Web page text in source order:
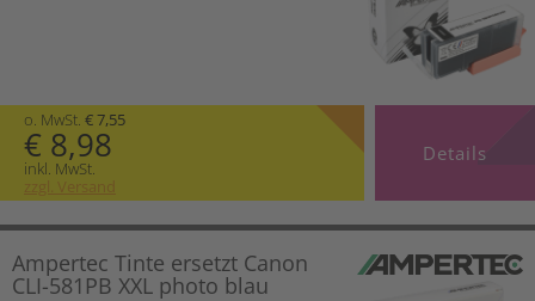
o. MwSt. € 7,55
€ 8,98
inkl. MwSt.
zzgl. Versand
Details
Ampertec Tinte ersetzt Canon
CLI-581PB XXL photo blau